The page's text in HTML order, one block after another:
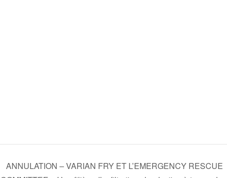
ANNULATION – VARIAN FRY ET L’EMERGENCY RESCUE